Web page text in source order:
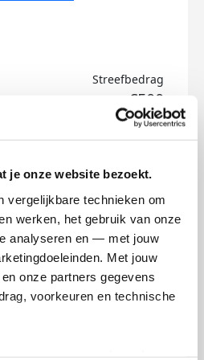
je onze website bezoekt.
vergelijkbare technieken om
werken, het gebruik van onze
analyseren en — met jouw
Met jouw
onze partners gegevens
voorkeuren en technische
Streefbedrag
€500